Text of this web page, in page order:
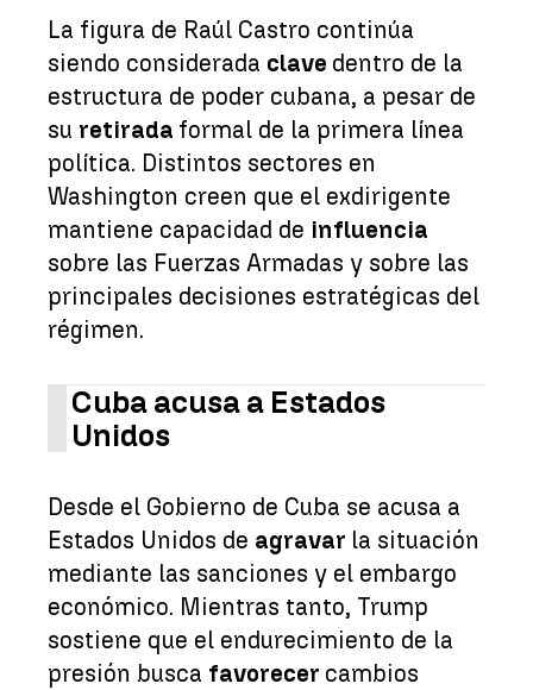
La figura de Raúl Castro continúa
siendo considerada clave dentro de la
estructura de poder cubana, a pesar de
su retirada formal de la primera línea
política. Distintos sectores en
Washington creen que el exdirigente
mantiene capacidad de influencia
sobre las Fuerzas Armadas y sobre las
principales decisiones estratégicas del
régimen.
Cuba acusa a Estados
Unidos
Desde el Gobierno de Cuba se acusa a
Estados Unidos de agravar la situación
mediante las sanciones y el embargo
económico. Mientras tanto, Trump
sostiene que el endurecimiento de la
presión busca favorecer cambios